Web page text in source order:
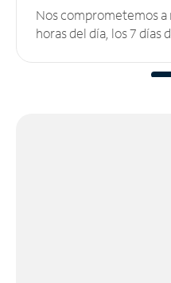
Nos comprometemos
horas del día, los 7 días